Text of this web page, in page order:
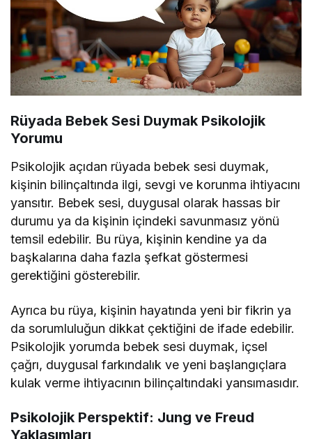
Rüyada Bebek Sesi Duymak Psikolojik
Yorumu
Psikolojik açıdan rüyada bebek sesi duymak,
kişinin bilinçaltında ilgi, sevgi ve korunma ihtiyacını
yansıtır. Bebek sesi, duygusal olarak hassas bir
durumu ya da kişinin içindeki savunmasız yönü
temsil edebilir. Bu rüya, kişinin kendine ya da
başkalarına daha fazla şefkat göstermesi
gerektiğini gösterebilir.
Ayrıca bu rüya, kişinin hayatında yeni bir fikrin ya
da sorumluluğun dikkat çektiğini de ifade edebilir.
Psikolojik yorumda bebek sesi duymak, içsel
çağrı, duygusal farkındalık ve yeni başlangıçlara
kulak verme ihtiyacının bilinçaltındaki yansımasıdır.
Psikolojik Perspektif: Jung ve Freud
Yaklaşımları